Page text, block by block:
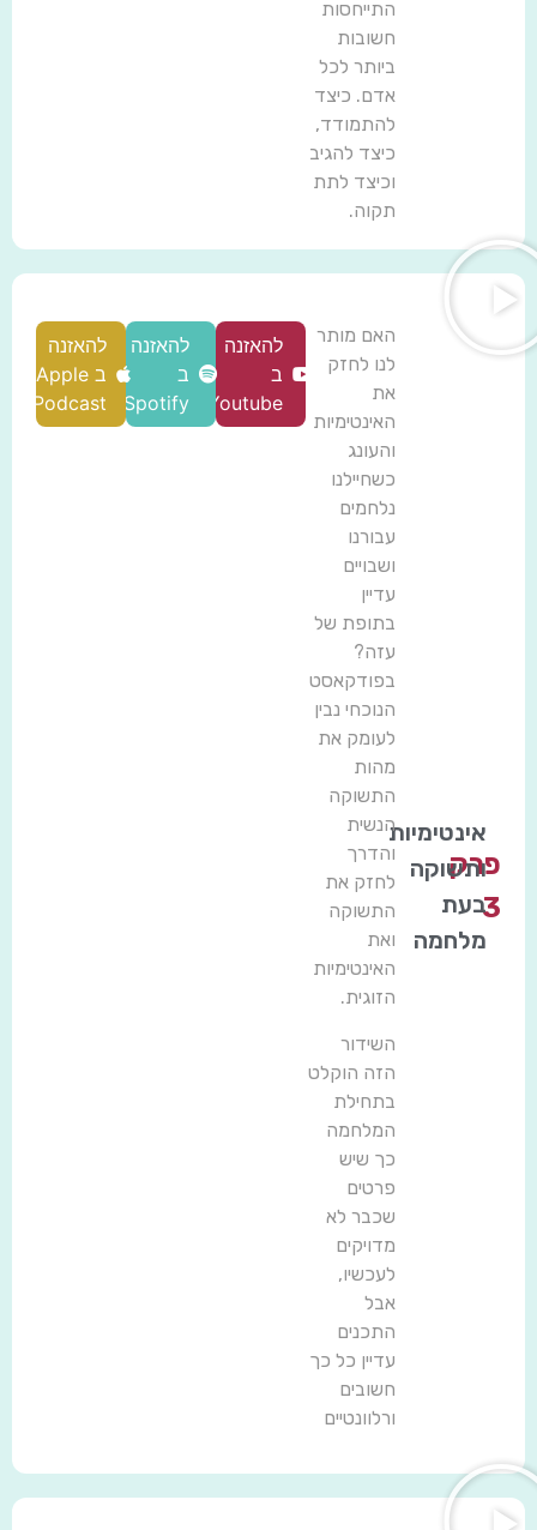
התייחסות
חשובות
ביותר לכל
אדם. כיצד
להתמודד,
כיצד להגיב
וכיצד לתת
תקוה.
פרק
3
אינטימיות
ותשוקה
בעת
מלחמה
האם מותר
לנו לחזק
את
האינטימיות
והעונג
כשחיילנו
נלחמים
עבורנו
ושבויים
עדיין
בתופת של
עזה?
בפודקאסט
הנוכחי נבין
לעומק את
מהות
התשוקה
הנשית
והדרך
לחזק את
התשוקה
ואת
האינטימיות
הזוגית.
השידור
הזה הוקלט
בתחילת
המלחמה
כך שיש
פרטים
שכבר לא
מדויקים
לעכשיו,
אבל
התכנים
עדיין כל כך
חשובים
ורלוונטיים
להאזנה
ב
Youtube
להאזנה
ב
Spotify
להאזנה
ב Apple
Podcast